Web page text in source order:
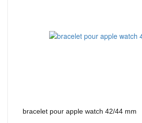
bracelet pour apple watch 42/44 mm